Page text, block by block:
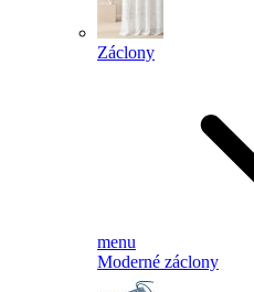
Záclony
menu
Moderné záclony